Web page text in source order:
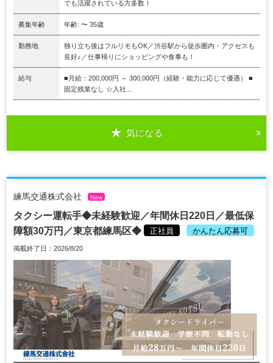
でも活躍されている方多数！
募集年齢 年齢: 〜 35歳
勤務地
独り立ち後はフルリモもOK／渋谷駅から徒歩圏内・アクセスも
良好♪／仕事帰りにショッピングや食事も！
給与
■月給：200,000円 ～ 300,000円（経験・能力に応じて優遇） ■
固定残業なし ☆入社...
気になる
練馬交通株式会社 New
タクシー運転手◆未経験歓迎／年間休日220日／最低保
障額30万円／東京都練馬区◆
正社員 かんたん応募可
掲載終了日：2026/8/20